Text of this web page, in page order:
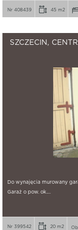
Nr 408439 45 m2
SZCZECIN,
Do wynajęcia murowany
Garaż o pow. ok.…
Nr 399542 20 m2